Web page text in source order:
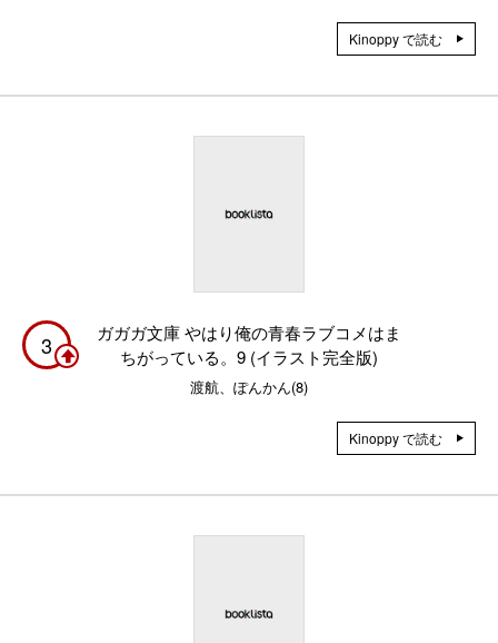
Kinoppy で読む
3
ガガガ文庫 やはり俺の青春ラブコメはま
ちがっている。9 (イラスト完全版)
渡航、ぽんかん(8)
Kinoppy で読む